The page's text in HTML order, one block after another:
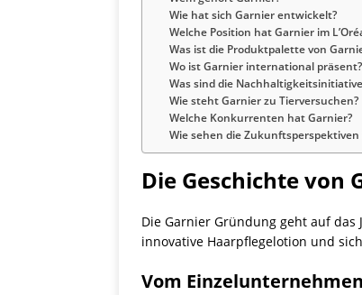
Wie hat sich Garnier entwickelt?
Welche Position hat Garnier im
Was ist die Produktpalette von
Wo ist Garnier international präsent?
Was sind die
Wie steht Garnier zu Tierversuchen?
Welche Konkurrenten hat Garnier?
Wie sehen die
Die Geschichte von
Die Garnier Gründung geht auf
innovative Haarpflegelotion und
Vom